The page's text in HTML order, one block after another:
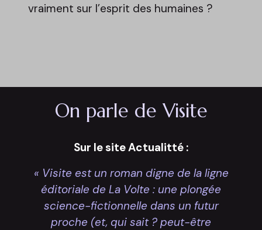
vraiment sur l’esprit des humaines ?
On parle de Visite
Sur le site Actualitté :
« Visite est un roman digne de la ligne
éditoriale de La Volte : une plongée
science-fictionnelle dans un futur
proche (et, qui sait ? peut-être